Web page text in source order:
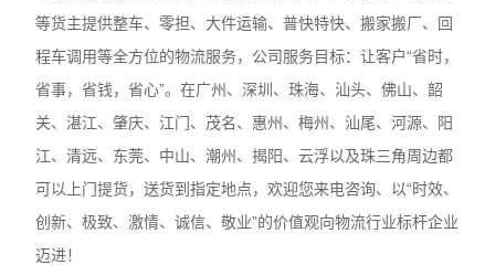
等货主提供整车、零担、大件运输、普快特快、搬家搬厂、回
程车调用等全方位的物流服务，公司服务目标：让客户“省时，
省事，省钱，省心”。在广州、深圳、珠海、汕头、佛山、韶
关、湛江、肇庆、江门、茂名、惠州、梅州、汕尾、河源、阳
江、清远、东莞、中山、潮州、揭阳、云浮以及珠三角周边都
可以上门提货，送货到指定地点，欢迎您来电咨询、以“时效、
创新、极致、激情、诚信、敬业”的价值观向物流行业标杆企业
迈进！